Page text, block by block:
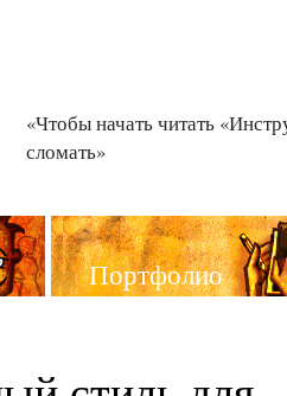
«Чтобы начать читать
сломать»
Портфолио